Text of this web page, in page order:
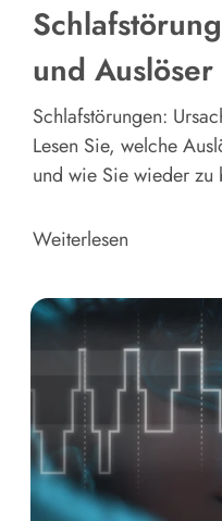
und Auslöser
Schlafstörungen:
Lesen Sie, welche
und wie Sie wieder zu
Weiterlesen